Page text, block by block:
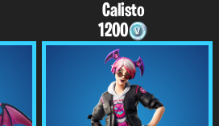
Calisto
1200